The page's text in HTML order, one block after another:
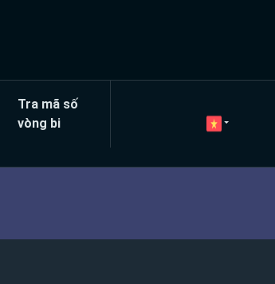
Tra mã số
vòng bi